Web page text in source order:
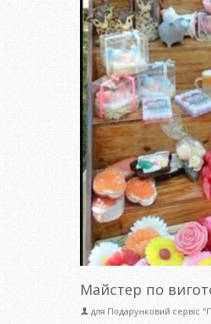
Майстер по
для Подарунковий сервіс